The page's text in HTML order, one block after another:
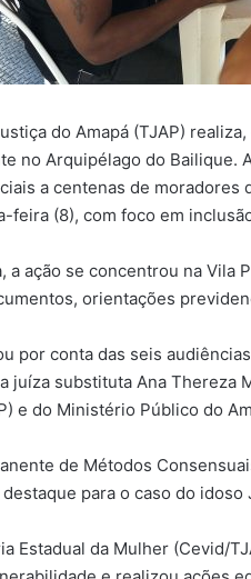
do Amapá (TJAP)
no Arquipélago do Bailique.
a centenas de moradores
feira (8), com foco em
a ação se concentrou na
orientações
por conta das seis
juíza substituta Ana Thereza
e do Ministério Público do
de Métodos
para o caso do idoso
Estadual da Mulher (Cevid/